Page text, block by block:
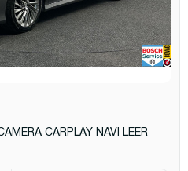
CARPLAY NAVI LEER